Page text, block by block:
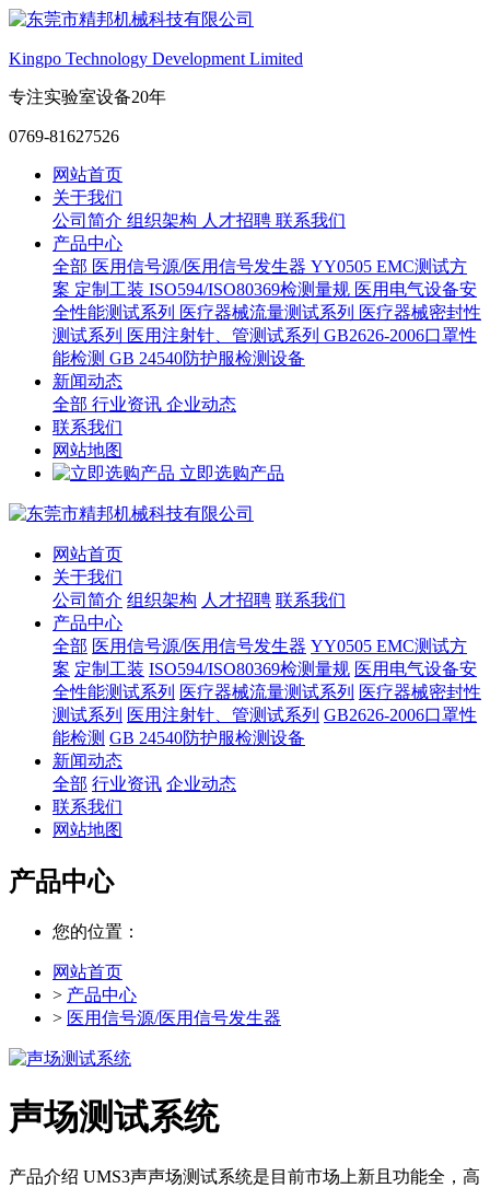
Kingpo Technology Development Limited
专注实验室设备20年
0769-81627526
网站首页
关于我们
公司简介 组织架构 人才招聘 联系我们
产品中心
全部 医用信号源/医用信号发生器 YY0505 EMC测试方
案 定制工装 ISO594/ISO80369检测量规 医用电气设备安
全性能测试系列 医疗器械流量测试系列 医疗器械密封性
测试系列 医用注射针、管测试系列 GB2626-2006口罩性
能检测 GB 24540防护服检测设备
新闻动态
全部 行业资讯 企业动态
联系我们
网站地图
立即选购产品
网站首页
关于我们
公司简介 组织架构 人才招聘 联系我们
产品中心
全部 医用信号源/医用信号发生器 YY0505 EMC测试方
案 定制工装 ISO594/ISO80369检测量规 医用电气设备安
全性能测试系列 医疗器械流量测试系列 医疗器械密封性
测试系列 医用注射针、管测试系列 GB2626-2006口罩性
能检测 GB 24540防护服检测设备
新闻动态
全部 行业资讯 企业动态
联系我们
网站地图
产品中心
您的位置：
网站首页
> 产品中心
> 医用信号源/医用信号发生器
声场测试系统
产品介绍 UMS3声声场测试系统是目前市场上新且功能全，高